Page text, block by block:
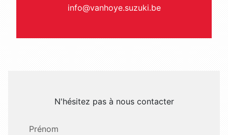
info@vanhoye.suzuki.be
N'hésitez pas à nous contacter